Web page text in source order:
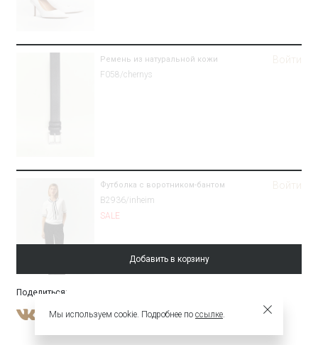
Ремень из натуральной кожи
F058/chernys
Войти
Футболка с воротником-бантом
B2936/inheim
SALE
Войти
Брюки зауженного кроя из костюмной
Брюки D001/aspect
Добавить в корзину
Поделиться:
Мы используем cookie. Подробнее по ссылке